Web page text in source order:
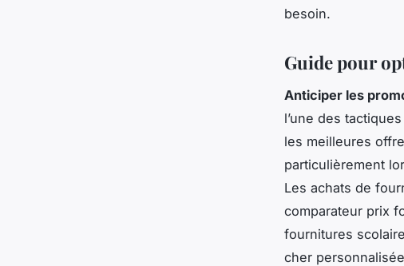
besoin.
Guide pour
Anticiper les
l’une des
les meilleures
particulièrement
Les achats de
comparateur prix
fournitures
cher